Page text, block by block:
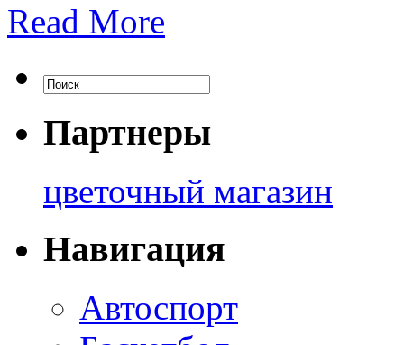
Read More
Партнеры
цветочный магазин
Навигация
Автоспорт